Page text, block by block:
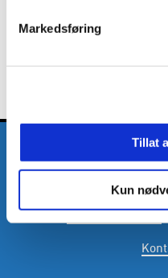
Markedsføring
Tillat
Kun
E-post:mfk@moldefk.no